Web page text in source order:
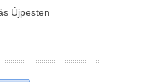
Újpesten